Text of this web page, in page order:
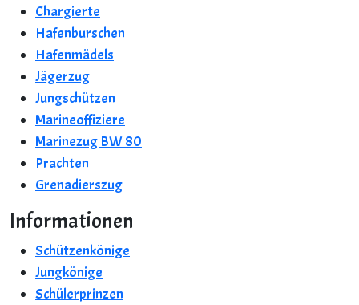
Chargierte
Hafenburschen
Hafenmädels
Jägerzug
Jungschützen
Marineoffiziere
Marinezug BW 80
Prachten
Grenadierszug
Informationen
Schützenkönige
Jungkönige
Schülerprinzen